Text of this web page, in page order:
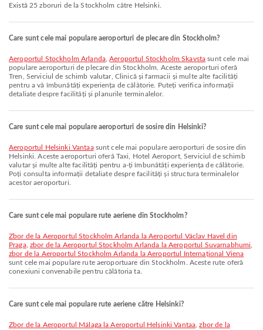
Există 25 zboruri de la Stockholm către Helsinki.
Care sunt cele mai populare aeroporturi de plecare din Stockholm?
Aeroportul Stockholm Arlanda,Aeroportul Stockholm Skavsta sunt cele mai
populare aeroporturi de plecare din Stockholm. Aceste aeroporturi oferă
Tren, Serviciul de schimb valutar, Clinică și farmacii și multe alte facilități
pentru a vă îmbunătăți experiența de călătorie. Puteți verifica informații
detaliate despre facilități și planurile terminalelor.
Care sunt cele mai populare aeroporturi de sosire din Helsinki?
Aeroportul Helsinki Vantaasunt cele mai populare aeroporturi de sosire din
Helsinki. Aceste aeroporturi oferă Taxi, Hotel Aeroport, Serviciul de schimb
valutar și multe alte facilități pentru a-ți îmbunătăți experiența de călătorie.
Poți consulta informații detaliate despre facilități și structura terminalelor
acestor aeroporturi.
Care sunt cele mai populare rute aeriene din Stockholm?
zbor de la Aeroportul Stockholm Arlanda la Aeroportul Václav Havel din
Praga, zbor de la Aeroportul Stockholm Arlanda la Aeroportul Suvarnabhumi
zbor de la Aeroportul Stockholm Arlanda la Aeroportul Internațional Viena
sunt cele mai populare rute aeroportuare din Stockholm. Aceste rute oferă
conexiuni convenabile pentru călătoria ta.
Care sunt cele mai populare rute aeriene către Helsinki?
zbor de la Aeroportul Málaga la Aeroportul Helsinki Vantaa ,zbor de la